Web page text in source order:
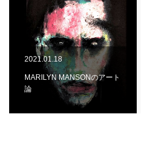
2021.01.18
MARILYN MANSONのアート
論